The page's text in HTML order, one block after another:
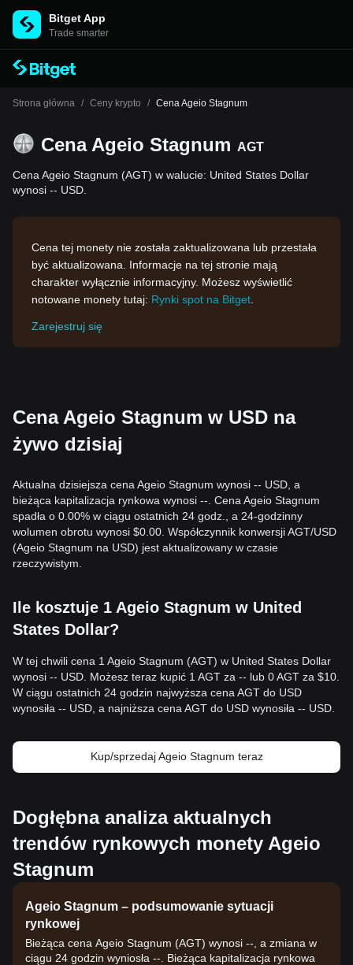
Bitget App
Trade smarter
Strona główna / Ceny krypto / Cena Ageio Stagnum
Cena Ageio Stagnum AGT
Cena Ageio Stagnum (AGT) w walucie: United States Dollar
wynosi -- USD.
Cena tej monety nie została zaktualizowana lub przestała
być aktualizowana. Informacje na tej stronie mają
charakter wyłącznie informacyjny. Możesz wyświetlić
notowane monety tutaj: Rynki spot na Bitget
Zarejestruj się
Cena Ageio Stagnum w USD na
żywo dzisiaj
Aktualna dzisiejsza cena Ageio Stagnum wynosi -- USD, a
bieżąca kapitalizacja rynkowa wynosi --. Cena Ageio Stagnum
spadła o 0.00% w ciągu ostatnich 24 godz., a 24-godzinny
wolumen obrotu wynosi $0.00. Współczynnik konwersji AGT/USD
(Ageio Stagnum na USD) jest aktualizowany w czasie
rzeczywistym.
Ile kosztuje 1 Ageio Stagnum w United
States Dollar?
W tej chwili cena 1 Ageio Stagnum (AGT) w United States Dollar
wynosi -- USD. Możesz teraz kupić 1 AGT za -- lub 0 AGT za $10.
W ciągu ostatnich 24 godzin najwyższa cena AGT do USD
wynosiła -- USD, a najniższa cena AGT do USD wynosiła -- USD.
Kup/sprzedaj Ageio Stagnum teraz
Dogłębna analiza aktualnych
trendów rynkowych monety Ageio
Stagnum
Ageio Stagnum – podsumowanie sytuacji
rynkowej
Bieżąca cena Ageio Stagnum (AGT) wynosi --, a zmiana w
ciągu 24 godzin wyniosła --. Bieżąca kapitalizacja rynkowa